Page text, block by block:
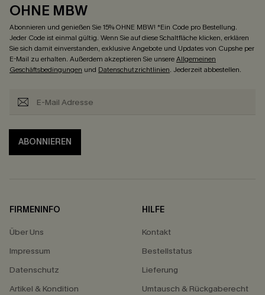
OHNE MBW
Abonnieren und genießen Sie 15% OHNE MBW! *Ein Code pro Bestellung.
Jeder Code ist einmal gültig. Wenn Sie auf diese Schaltfläche klicken, erklären
Sie sich damit einverstanden, exklusive Angebote und Updates von Cupshe per
E-Mail zu erhalten. Außerdem akzeptieren Sie unsereAllgemeinen
Geschäftsbedingungen und Datenschutzrichtlinien. Jederzeit abbestellen.
ABONNIEREN
FIRMENINFO
Über Uns
Impressum
Datenschutz
Artikel & Kondition
HILFE
Kontakt
Bestellstatus
Lieferung
Umtausch & Rückgaberecht